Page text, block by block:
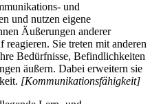
und
und nutzen eigene
Äußerungen anderer
reagieren. Sie treten mit anderen
Bedürfnisse, Befindlichkeiten
äußern. Dabei erweitern sie
[Kommunikationsfähigkeit]